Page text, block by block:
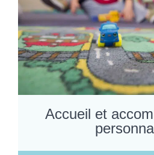
Accueil et